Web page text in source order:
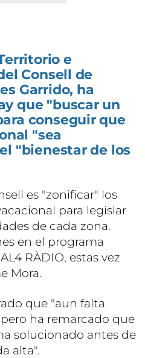
e
Consell de
Garrido, ha
que "buscar un
conseguir que
"sea
"bienestar de los
es "zonificar" los
para legislar
de cada zona.
en el programa
RÀDIO, estas vez
Mora.
que "aun falta
ha remarcado que
solucionado antes de
alta".